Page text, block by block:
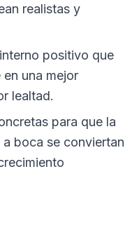
realistas y
positivo que
una mejor
lealtad.
para que la
boca se conviertan